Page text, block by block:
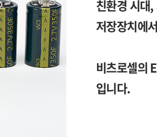
친환경 시대
저장장치에
비츠로셀의
입니다.